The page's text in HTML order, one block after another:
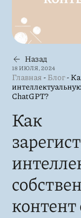
Назад
18 ИЮЛЯ, 2024
Главная-Блог-
ChatGPT?
Как